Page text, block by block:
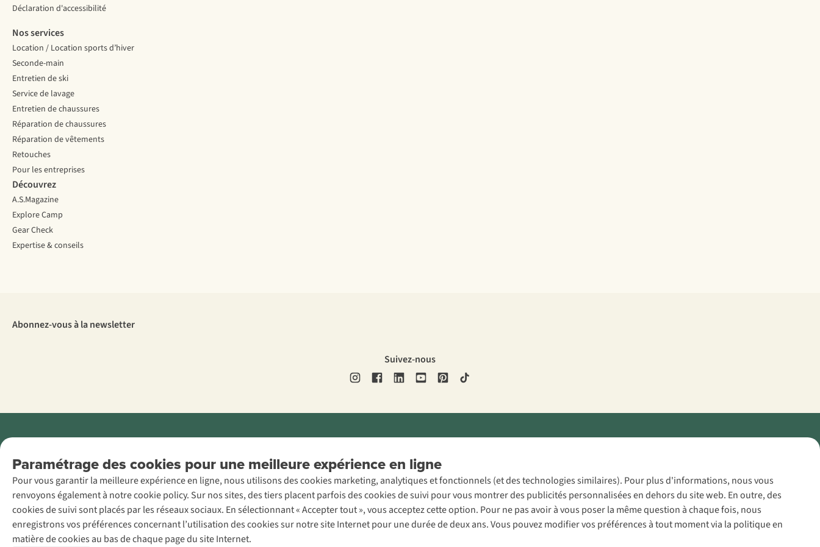
Paramétrage des cookies pour une meilleure expérience en ligne
Pour vous garantir la meilleure expérience en ligne, nous utilisons des cookies marketing, analytiques et fonctionnels (et des technologies similaires). Pour plus d'informations, nous vous
renvoyons également à notre cookie policy. Sur nos sites, des tiers placent parfois des cookies de suivi pour vous montrer des publicités personnalisées en dehors du site web. En outre, des
cookies de suivi sont placés par les réseaux sociaux. En sélectionnant « Accepter tout », vous acceptez cette option. Pour ne pas avoir à vous poser la même question à chaque fois, nous
enregistrons vos préférences concernant l’utilisation des cookies sur notre site Internet pour une durée de deux ans. Vous pouvez modifier vos préférences à tout moment via la politique en
matière de cookies au bas de chaque page du site Internet.
Déclaration d'accessibilité
Nos services
Location / Location sports d’hiver
Seconde-main
Entretien de ski
Service de lavage
Entretien de chaussures
Réparation de chaussures
Réparation de vêtements
Retouches
Pour les entreprises
Découvrez
A.S.Magazine
Explore Camp
Gear Check
Expertise & conseils
Abonnez-vous à la newsletter
Suivez-nous
AS Adventure
France SAS,
Rue du Vieux
Faubourg 14, F-
59000 Lille
+32 (0)3 828